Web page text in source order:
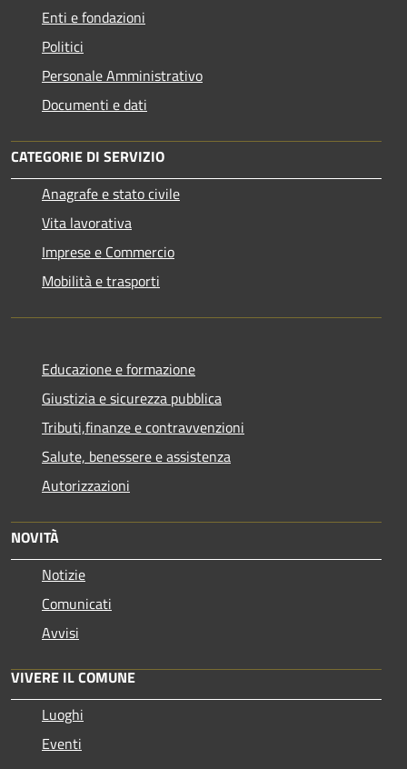
Enti e fondazioni
Politici
Personale Amministrativo
Documenti e dati
CATEGORIE DI SERVIZIO
Anagrafe e stato civile
Vita lavorativa
Imprese e Commercio
Mobilità e trasporti
Educazione e formazione
Giustizia e sicurezza pubblica
Tributi,finanze e contravvenzioni
Salute, benessere e assistenza
Autorizzazioni
NOVITÀ
Notizie
Comunicati
Avvisi
VIVERE IL COMUNE
Luoghi
Eventi